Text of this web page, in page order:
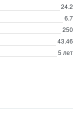
24.2
6.7
250
43.46
5 лет